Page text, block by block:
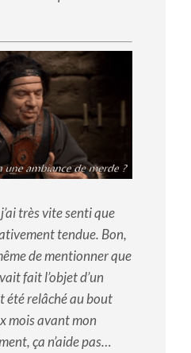
très vite senti que
tendue. Bon,
de mentionner que
fait l’objet d’un
été relâché au bout
mois avant mon
ça n’aide pas…